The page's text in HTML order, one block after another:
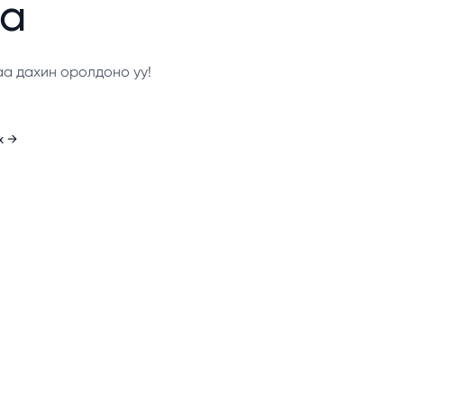
дахин оролдоно уу!
→